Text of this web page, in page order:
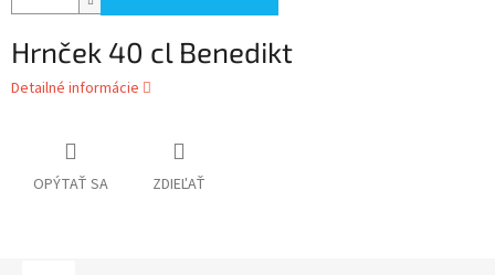
Hrnček 40 cl Benedikt
Detailné informácie
OPÝTAŤ SA ZDIEĽAŤ